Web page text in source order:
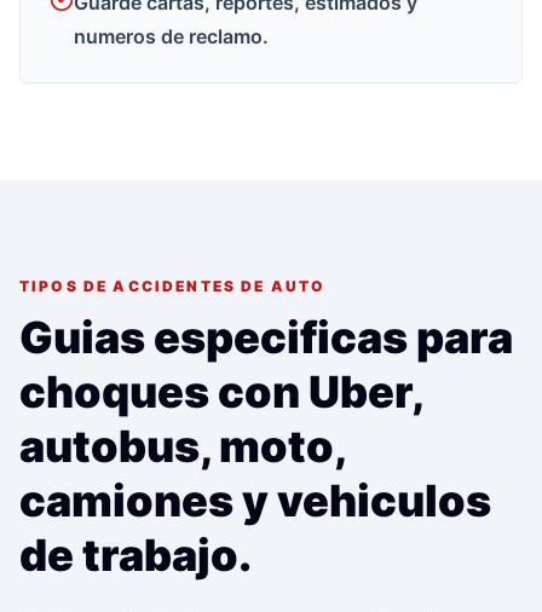
numeros de reclamo.
TIPOS DE ACCIDENTES DE AUTO
Guias especificas para
choques con Uber,
autobus, moto,
camiones y vehiculos
de trabajo.